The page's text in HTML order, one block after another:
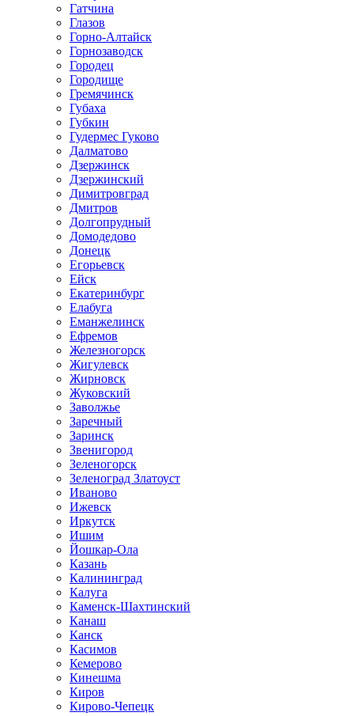
Гатчина
Глазов
Горно-Алтайск
Горнозаводск
Городец
Городище
Гремячинск
Губаха
Губкин
Гудермес Гуково
Далматово
Дзержинск
Дзержинский
Димитровград
Дмитров
Долгопрудный
Домодедово
Донецк
Егорьевск
Ейск
Екатеринбург
Елабуга
Еманжелинск
Ефремов
Железногорск
Жигулевск
Жирновск
Жуковский
Заволжье
Заречный
Заринск
Звенигород
Зеленогорск
Зеленоград Златоуст
Иваново
Ижевск
Иркутск
Ишим
Йошкар-Ола
Казань
Калининград
Калуга
Каменск-Шахтинский
Канаш
Канск
Касимов
Кемерово
Кинешма
Киров
Кирово-Чепецк